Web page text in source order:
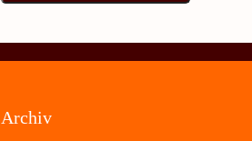
Archiv